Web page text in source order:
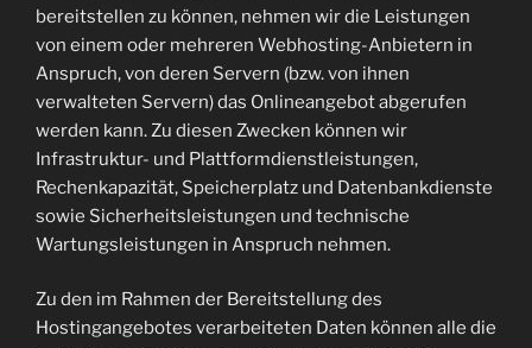
bereitstellen zu können, nehmen wir die Leistungen
von einem oder mehreren Webhosting-Anbietern in
Anspruch, von deren Servern (bzw. von ihnen
verwalteten Servern) das Onlineangebot abgerufen
werden kann. Zu diesen Zwecken können wir
Infrastruktur- und Plattformdienstleistungen,
Rechenkapazität, Speicherplatz und Datenbankdienste
sowie Sicherheitsleistungen und technische
Wartungsleistungen in Anspruch nehmen.
Zu den im Rahmen der Bereitstellung des
Hostingangebotes verarbeiteten Daten können alle die